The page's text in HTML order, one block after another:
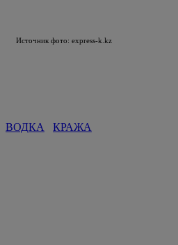
Источник фото: express-k.kz
ВОДКА КРАЖА